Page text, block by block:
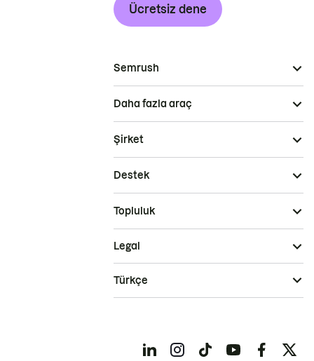
Ücretsiz dene
Semrush
Daha fazla araç
Şirket
Destek
Topluluk
Legal
Türkçe